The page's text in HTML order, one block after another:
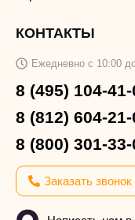
КОНТАКТЫ
Ежедневно с 10:00
8 (495) 104-
8 (812) 604-
8 (800) 301-33-
Заказать звонок